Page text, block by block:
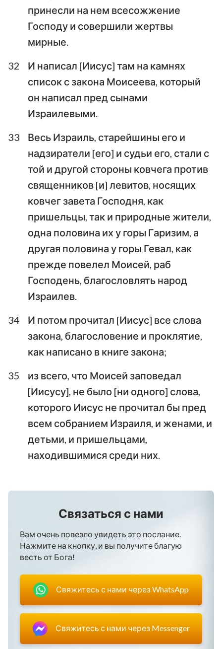
принесли на нем всесожжение
Господу и совершили жертвы
мирные.
32
И написал [Иисус] там на камнях
список с закона Моисеева, который
он написал пред сынами
Израилевыми.
33
Весь Израиль, старейшины его и
надзиратели [его] и судьи его, стали с
той и другой стороны ковчега против
священников [и] левитов, носящих
ковчег завета Господня, как
пришельцы, так и природные жители,
одна половина их у горы Гаризим, а
другая половина у горы Гевал, как
прежде повелел Моисей, раб
Господень, благословлять народ
Израилев.
34
И потом прочитал [Иисус] все слова
закона, благословение и проклятие,
как написано в книге закона;
35
из всего, что Моисей заповедал
[Иисусу], не было [ни одного] слова,
которого Иисус не прочитал бы пред
всем собранием Израиля, и женами, и
детьми, и пришельцами,
находившимися среди них.
Связаться с нами
Вам очень повезло увидеть это послание.
Нажмите на кнопку, и вы получите благую
весть от Бога!
Свяжитесь с нами через WhatsApp
Свяжитесь с нами через Messenger